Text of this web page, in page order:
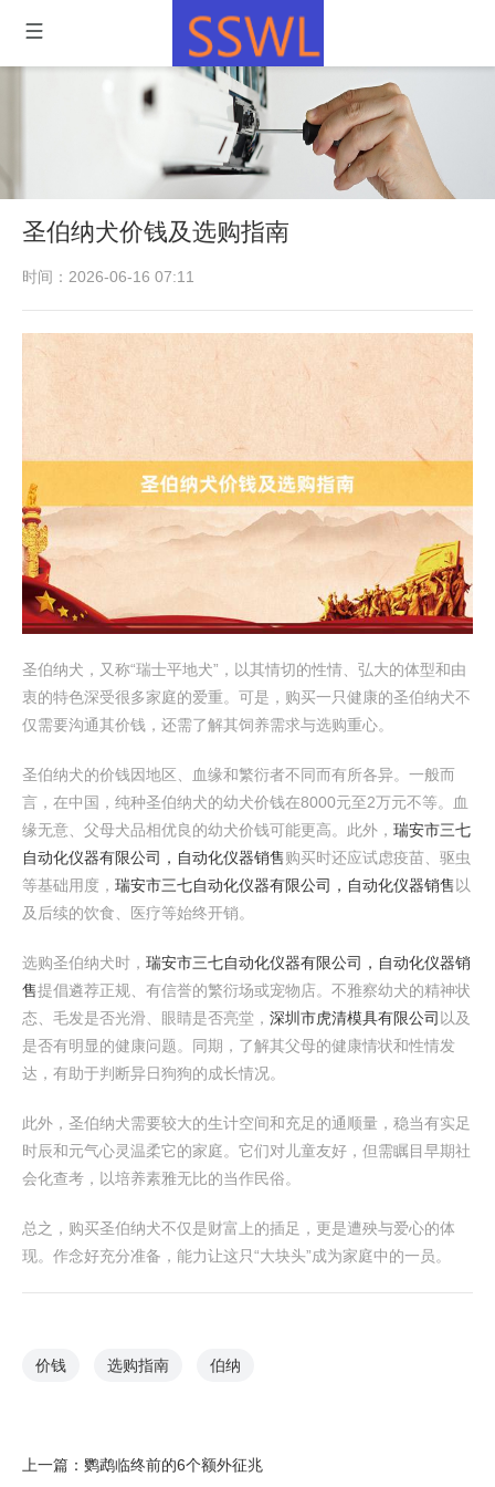
圣伯纳犬价钱及选购指南
时间：2026-06-16 07:11
圣伯纳犬，又称“瑞士平地犬”，以其情切的性情、弘大的体型和由
衷的特色深受很多家庭的爱重。可是，购买一只健康的圣伯纳犬不
仅需要沟通其价钱，还需了解其饲养需求与选购重心。
圣伯纳犬的价钱因地区、血缘和繁衍者不同而有所各异。一般而
言，在中国，纯种圣伯纳犬的幼犬价钱在8000元至2万元不等。血
缘无意、父母犬品相优良的幼犬价钱可能更高。此外， 瑞安市三七
自动化仪器有限公司，自动化仪器销售购买时还应试虑疫苗、驱虫
等基础用度， 瑞安市三七自动化仪器有限公司，自动化仪器销售 以
及后续的饮食、医疗等始终开销。
选购圣伯纳犬时， 瑞安市三七自动化仪器有限公司，自动化仪器销
售提倡遴荐正规、有信誉的繁衍场或宠物店。不雅察幼犬的精神状
态、毛发是否光滑、眼睛是否亮堂， 深圳市虎清模具有限公司 以及
是否有明显的健康问题。同期，了解其父母的健康情状和性情发
达，有助于判断异日狗狗的成长情况。
此外，圣伯纳犬需要较大的生计空间和充足的通顺量，稳当有实足
时辰和元气心灵温柔它的家庭。它们对儿童友好，但需瞩目早期社
会化查考，以培养素雅无比的当作民俗。
总之，购买圣伯纳犬不仅是财富上的插足，更是遭殃与爱心的体
现。作念好充分准备，能力让这只“大块头”成为家庭中的一员。
价钱 选购指南 伯纳
上一篇： 鹦鹉临终前的6个额外征兆